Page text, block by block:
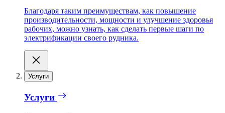
Благодаря таким преимуществам, как повышение
производительности, мощности и улучшение здоровья
рабочих, можно узнать, как сделать первые шаги по
электрификации своего рудника.
Услуги
Услуги